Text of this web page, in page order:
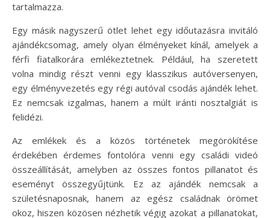
tartalmazza.
Egy másik nagyszerű ötlet lehet egy időutazásra invitáló
ajándékcsomag, amely olyan élményeket kínál, amelyek a
férfi fiatalkorára emlékeztetnek. Például, ha szeretett
volna mindig részt venni egy klasszikus autóversenyen,
egy élményvezetés egy régi autóval csodás ajándék lehet.
Ez nemcsak izgalmas, hanem a múlt iránti nosztalgiát is
felidézi.
Az emlékek és a közös történetek megörökítése
érdekében érdemes fontolóra venni egy családi videó
összeállítását, amelyben az összes fontos pillanatot és
eseményt összegyűjtünk. Ez az ajándék nemcsak a
születésnaposnak, hanem az egész családnak örömet
okoz, hiszen közösen nézhetik végig azokat a pillanatokat,